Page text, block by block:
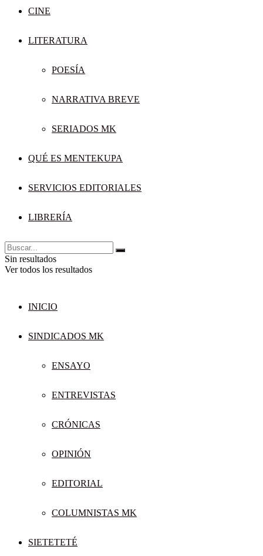
CINE
LITERATURA
POESÍA
NARRATIVA BREVE
SERIADOS MK
QUÉ ES MENTEKUPA
SERVICIOS EDITORIALES
LIBRERÍA
Sin resultados
Ver todos los resultados
INICIO
SINDICADOS MK
ENSAYO
ENTREVISTAS
CRÓNICAS
OPINIÓN
EDITORIAL
COLUMNISTAS MK
SIETETETÉ